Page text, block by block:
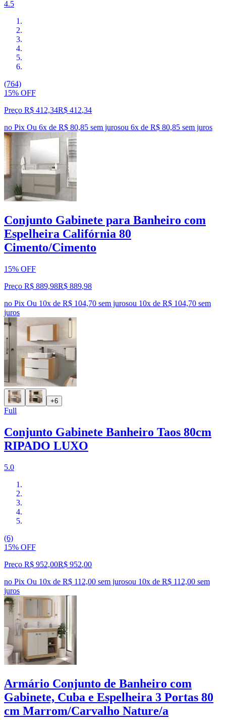
4.5
(764)
15% OFF
Preço R$ 412,34R$ 412,34
no Pix Ou 6x de R$ 80,85 sem jurosou 6x de R$ 80,85 sem juros
Conjunto Gabinete para Banheiro com
Espelheira Califórnia 80
Cimento/Cimento
15% OFF
Preço R$ 889,98R$ 889,98
no Pix Ou 10x de R$ 104,70 sem jurosou 10x de R$ 104,70 sem
juros
+6
Full
Conjunto Gabinete Banheiro Taos 80cm
RIPADO LUXO
5.0
(6)
15% OFF
Preço R$ 952,00R$ 952,00
no Pix Ou 10x de R$ 112,00 sem jurosou 10x de R$ 112,00 sem
juros
Armário Conjunto de Banheiro com
Gabinete, Cuba e Espelheira 3 Portas 80
cm Marrom/Carvalho Nature/a